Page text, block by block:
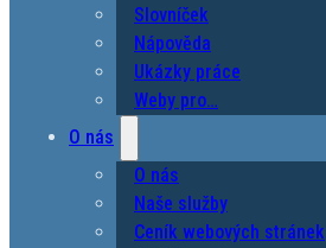
Slovníček
Nápověda
Ukázky práce
Weby pro…
O nás
O nás
Naše služby
Ceník webových stránek